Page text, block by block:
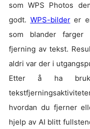
som WPS Photos
godt. WPS-bilderer
som blander farger
fjerning av tekst.
aldri var der i
Etter å ha
hvordan du fjerner
hjelp av AI blitt